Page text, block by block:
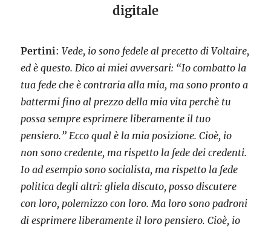
digitale
Pertini:Vede, io sono fedele al precetto di Voltaire,
ed è questo. Dico ai miei avversari: “Io combatto la
tua fede che è contraria alla mia, ma sono pronto a
battermi fino al prezzo della mia vita perchè tu
possa sempre esprimere liberamente il tuo
pensiero.” Ecco qual è la mia posizione. Cioè, io
non sono credente, ma rispetto la fede dei credenti.
Io ad esempio sono socialista, ma rispetto la fede
politica degli altri: gliela discuto, posso discutere
con loro, polemizzo con loro. Ma loro sono padroni
di esprimere liberamente il loro pensiero. Cioè, io